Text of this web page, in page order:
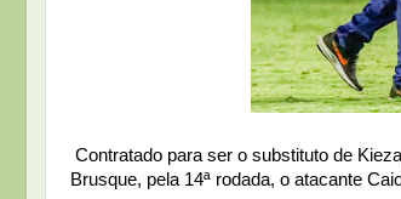
Contratado para ser o substituto de
Brusque, pela 14ª rodada, o atacante